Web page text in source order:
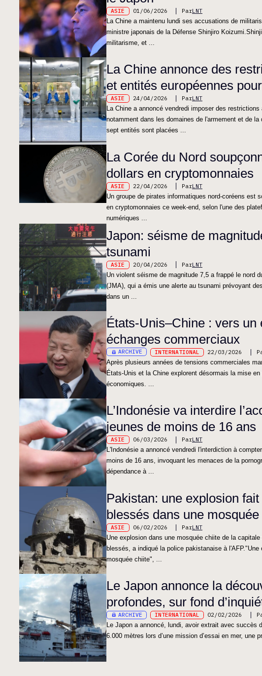
ASIE 01/06/2026 ParLNT
La Chine a maintenu lundi ses accusations de
ministre japonais de la Défense Shinjiro
militarisme, et ...
La Chine annonce des
et entités européennes
ASIE 24/04/2026 ParLNT
La Chine a annoncé vendredi imposer des
notamment dans les domaines de l'armement et de
sept entités sont placées ...
La Corée du Nord
dollars en cryptomonnaies
ASIE 22/04/2026 ParLNT
Un groupe de pirates informatiques nord-coréens est
en cryptomonnaies ce week-end, selon l'une des
numériques ...
Japon: séisme de
tsunami
ASIE 20/04/2026 ParLNT
Un violent séisme de magnitude 7,5 a frappé le nord
(JMA), qui a émis une alerte au tsunami prévoyant
dans un ...
États-Unis–Chine : vers
échanges commerciaux
ARCHIVE INTERNATIONAL 22/03/2026
Après plusieurs années de tensions commerciales
États-Unis et la Chine explorent désormais la mise
économiques. ...
L’Indonésie va interdire
jeunes de moins de 16 ans
ASIE 06/03/2026 ParLNT
L'Indonésie a annoncé vendredi l'interdiction à
moins de 16 ans, invoquant les menaces de la
dépendance à ...
Pakistan: une explosion
blessés dans une mosquée
ASIE 06/02/2026 ParLNT
Une explosion dans une mosquée chiite de la
blessés, a indiqué la police pakistanaise à
mosquée chiite", ...
Le Japon annonce la
profondes, sur fond
ARCHIVE INTERNATIONAL 02/02/2026
Le Japon a annoncé, lundi, avoir extrait avec succès
6.000 mètres lors d’une mission d’essai en mer,